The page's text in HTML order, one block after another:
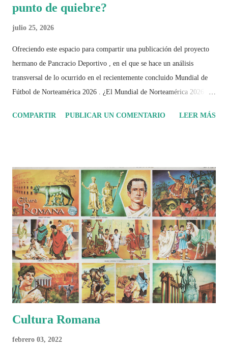
punto de quiebre?
julio 25, 2026
Ofreciendo este espacio para compartir una publicación del proyecto
hermano de Pancracio Deportivo , en el que se hace un análisis
transversal de lo ocurrido en el recientemente concluido Mundial de
Fútbol de Norteamérica 2026 . ¿El Mundial de Norteamérica 2026 ha
2026 ¿Un punto de quiebre?" Este especial de Pancracio Deportivo no
busca decir únicamente quién ganó o quién perdió. Busca responder si
este Mundial marcó un antes y un después en la forma de entender el
deporte, la identidad nacional, la globalización, la comercialización y
el papel del fútbol como reflejo de nuestras sociedades . Son 230
páginas de análisis, ilustraciones originales y ...
COMPARTIR PUBLICAR UN COMENTARIO LEER MÁS
Cultura Romana
febrero 03, 2022